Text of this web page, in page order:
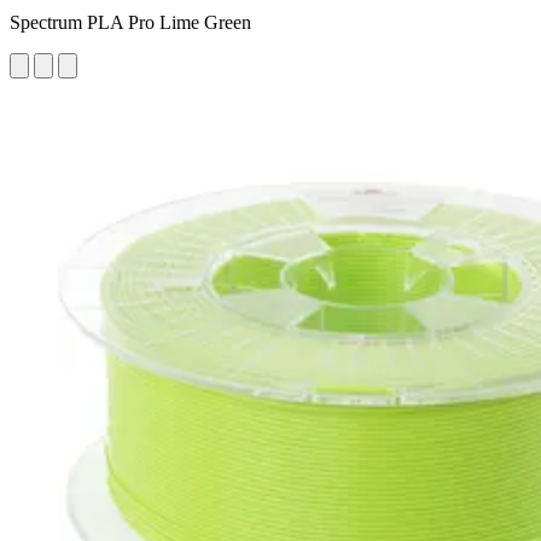
Spectrum PLA Pro Lime Green